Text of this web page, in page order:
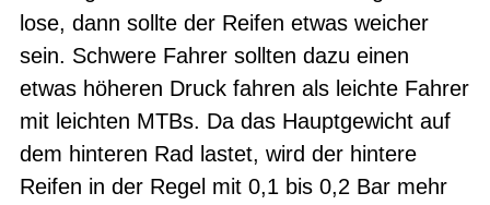
lose, dann sollte der Reifen etwas weicher
sein. Schwere Fahrer sollten dazu einen
etwas höheren Druck fahren als leichte Fahrer
mit leichten MTBs. Da das Hauptgewicht auf
dem hinteren Rad lastet, wird der hintere
Reifen in der Regel mit 0,1 bis 0,2 Bar mehr